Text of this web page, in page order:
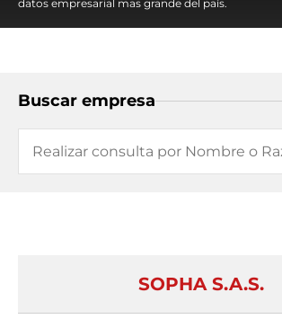
datos empresarial mas grande del país.
Buscar empresa
SOPHA S.A.S.